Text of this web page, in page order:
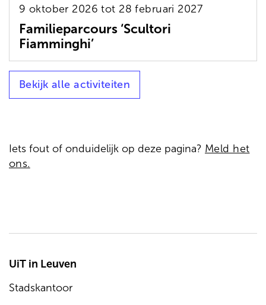
9 oktober 2026 tot 28 februari 2027
Familieparcours ‘Scultori
Fiamminghi’
Bekijk alle activiteiten
Iets fout of onduidelijk op deze pagina? Meld het
ons.
UiT in Leuven
Stadskantoor